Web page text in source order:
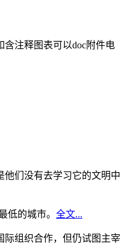
注释图表可以doc附件电
他们没有去学习它的文明中
低的城市。 全文...
际组织合作，但仍试图主宰